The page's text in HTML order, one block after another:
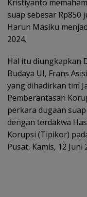
Kristiyanto
suap sebesar Rp850
Harun Masiku
2024.
Hal itu diungkapkan
Budaya UI, Frans
yang dihadirkan tim
Pemberantasan
perkara dugaan
dengan terdakwa
Korupsi (Tipikor)
Pusat, Kamis, 12 Juni